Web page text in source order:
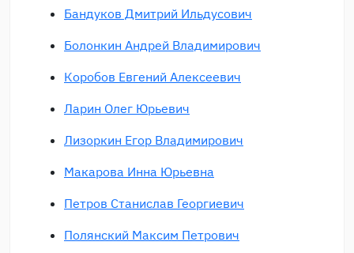
Бандуков Дмитрий Ильдусович
Болонкин Андрей Владимирович
Коробов Евгений Алексеевич
Ларин Олег Юрьевич
Лизоркин Егор Владимирович
Макарова Инна Юрьевна
Петров Станислав Георгиевич
Полянский Максим Петрович